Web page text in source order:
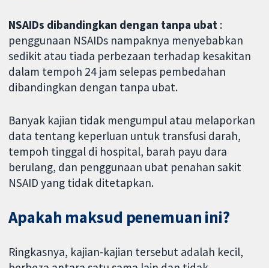
NSAIDs dibandingkan dengan tanpa ubat :
penggunaan NSAIDs nampaknya menyebabkan
sedikit atau tiada perbezaan terhadap kesakitan
dalam tempoh 24 jam selepas pembedahan
dibandingkan dengan tanpa ubat.
Banyak kajian tidak mengumpul atau melaporkan
data tentang keperluan untuk transfusi darah,
tempoh tinggal di hospital, barah payu dara
berulang, dan penggunaan ubat penahan sakit
NSAID yang tidak ditetapkan.
Apakah maksud penemuan ini?
Ringkasnya, kajian-kajian tersebut adalah kecil,